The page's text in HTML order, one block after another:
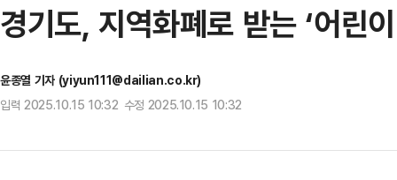
경기도, 지역화폐로 받는 ‘어린
윤종열 기자 (yiyun111@dailian.co.kr)
입력 2025.10.15 10:32 수정 2025.10.15 10:32